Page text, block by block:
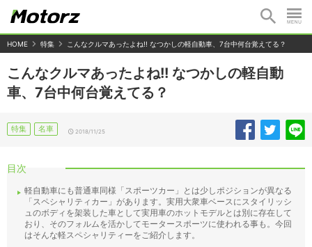
HOME 特集 こんなクルマあったよね!! なつかしの軽自動車、7台中何台覚えてる？
こんなクルマあったよね!! なつかしの軽自動
車、7台中何台覚えてる？
特集 名車 2018/11/25
目次
軽自動車にも普通車同様「スポーツカー」とは少しポジションが異なる
「スペシャリティカー」があります。実用大衆車ベースにスタイリッシ
ュのボディを架装した車として実用車のホットモデルとは別に存在して
おり、そのフォルムを活かしてモータースポーツに使われる事も。今回
はそんな軽スペシャリティーをご紹介します。